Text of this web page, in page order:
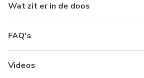
Wat zit er in de doos
FAQ's
Videos